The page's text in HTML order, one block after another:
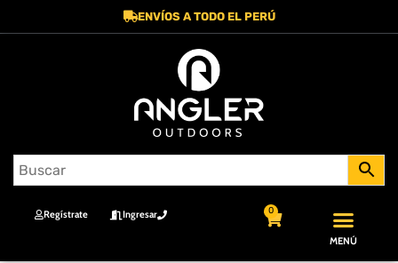
ENVÍOS A TODO EL PERÚ
Regístrate Ingresar 0
MENÚ